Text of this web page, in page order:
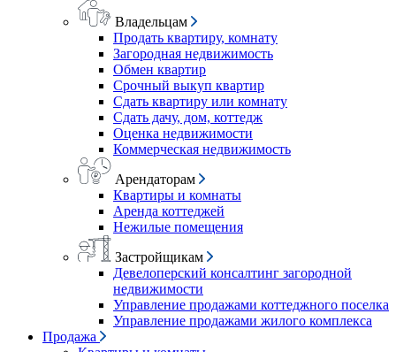
Владельцам
Продать квартиру, комнату
Загородная недвижимость
Обмен квартир
Срочный выкуп квартир
Сдать квартиру или комнату
Сдать дачу, дом, коттедж
Оценка недвижимости
Коммерческая недвижимость
Арендаторам
Квартиры и комнаты
Аренда коттеджей
Нежилые помещения
Застройщикам
Девелоперский консалтинг загородной
недвижимости
Управление продажами коттеджного поселка
Управление продажами жилого комплекса
Продажа